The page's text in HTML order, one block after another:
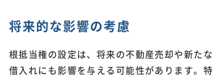
将来的な影響の考慮
根抵当権の設定は、将来の不動産売却や新たな
借入れにも影響を与える可能性があります。特